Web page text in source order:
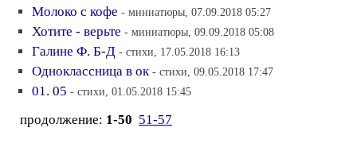
Молоко с кофе - миниатюры, 07.09.2018 05:27
Хотите - верьте - миниатюры, 09.09.2018 05:08
Галине Ф. Б-Д - стихи, 17.05.2018 16:13
Одноклассница в ок - стихи, 09.05.2018 17:47
01. 05 - стихи, 01.05.2018 15:45
продолжение: 1-50 51-57